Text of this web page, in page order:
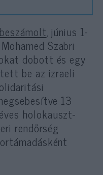
beszámolt, június 1-
Szabri
dobott és egy
be az izraeli
13
holokauszt-
rendőrség